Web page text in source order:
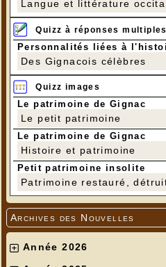
Langue et littérature
Quizz à réponses multiples
Personnalités liées à
Des Gignacois célèbres
Quizz images
Le patrimoine de Gignac
Le petit patrimoine
Le patrimoine de Gignac
Histoire et patrimoine
Petit patrimoine insolite
Patrimoine restauré,
Archives des Nouvelles
Année 2026